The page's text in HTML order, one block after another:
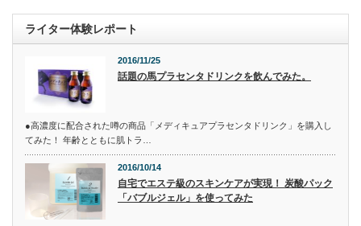
ライター体験レポート
2016/11/25
話題の馬プラセンタドリンクを飲んでみた。
●高濃度に配合された噂の商品「メディキュアプラセンタドリンク」を購入し
てみた！ 年齢とともに肌トラ…
2016/10/14
自宅でエステ級のスキンケアが実現！ 炭酸パック
「バブルジェル」を使ってみた